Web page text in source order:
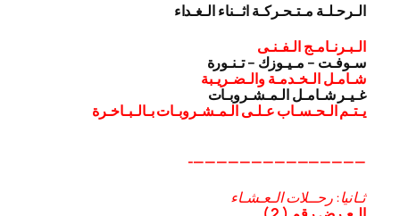
الـرحـلـة مـتـحـركـة اثــناء الـغـداء
الـبـرنـامـج الـفـنـى
سـوفـت – مـيـوزك – تـنـورة
شـامـل الـخـدمـة والـضـريـبة
غـيـر شـامـل الـمـشـروبـات
يـتـم الـحـسـاب عـلـى الـمـشـروبـات بـالـبـاخـرة
———————————————-
ثـانيا: رحــلات الـعـشـاء